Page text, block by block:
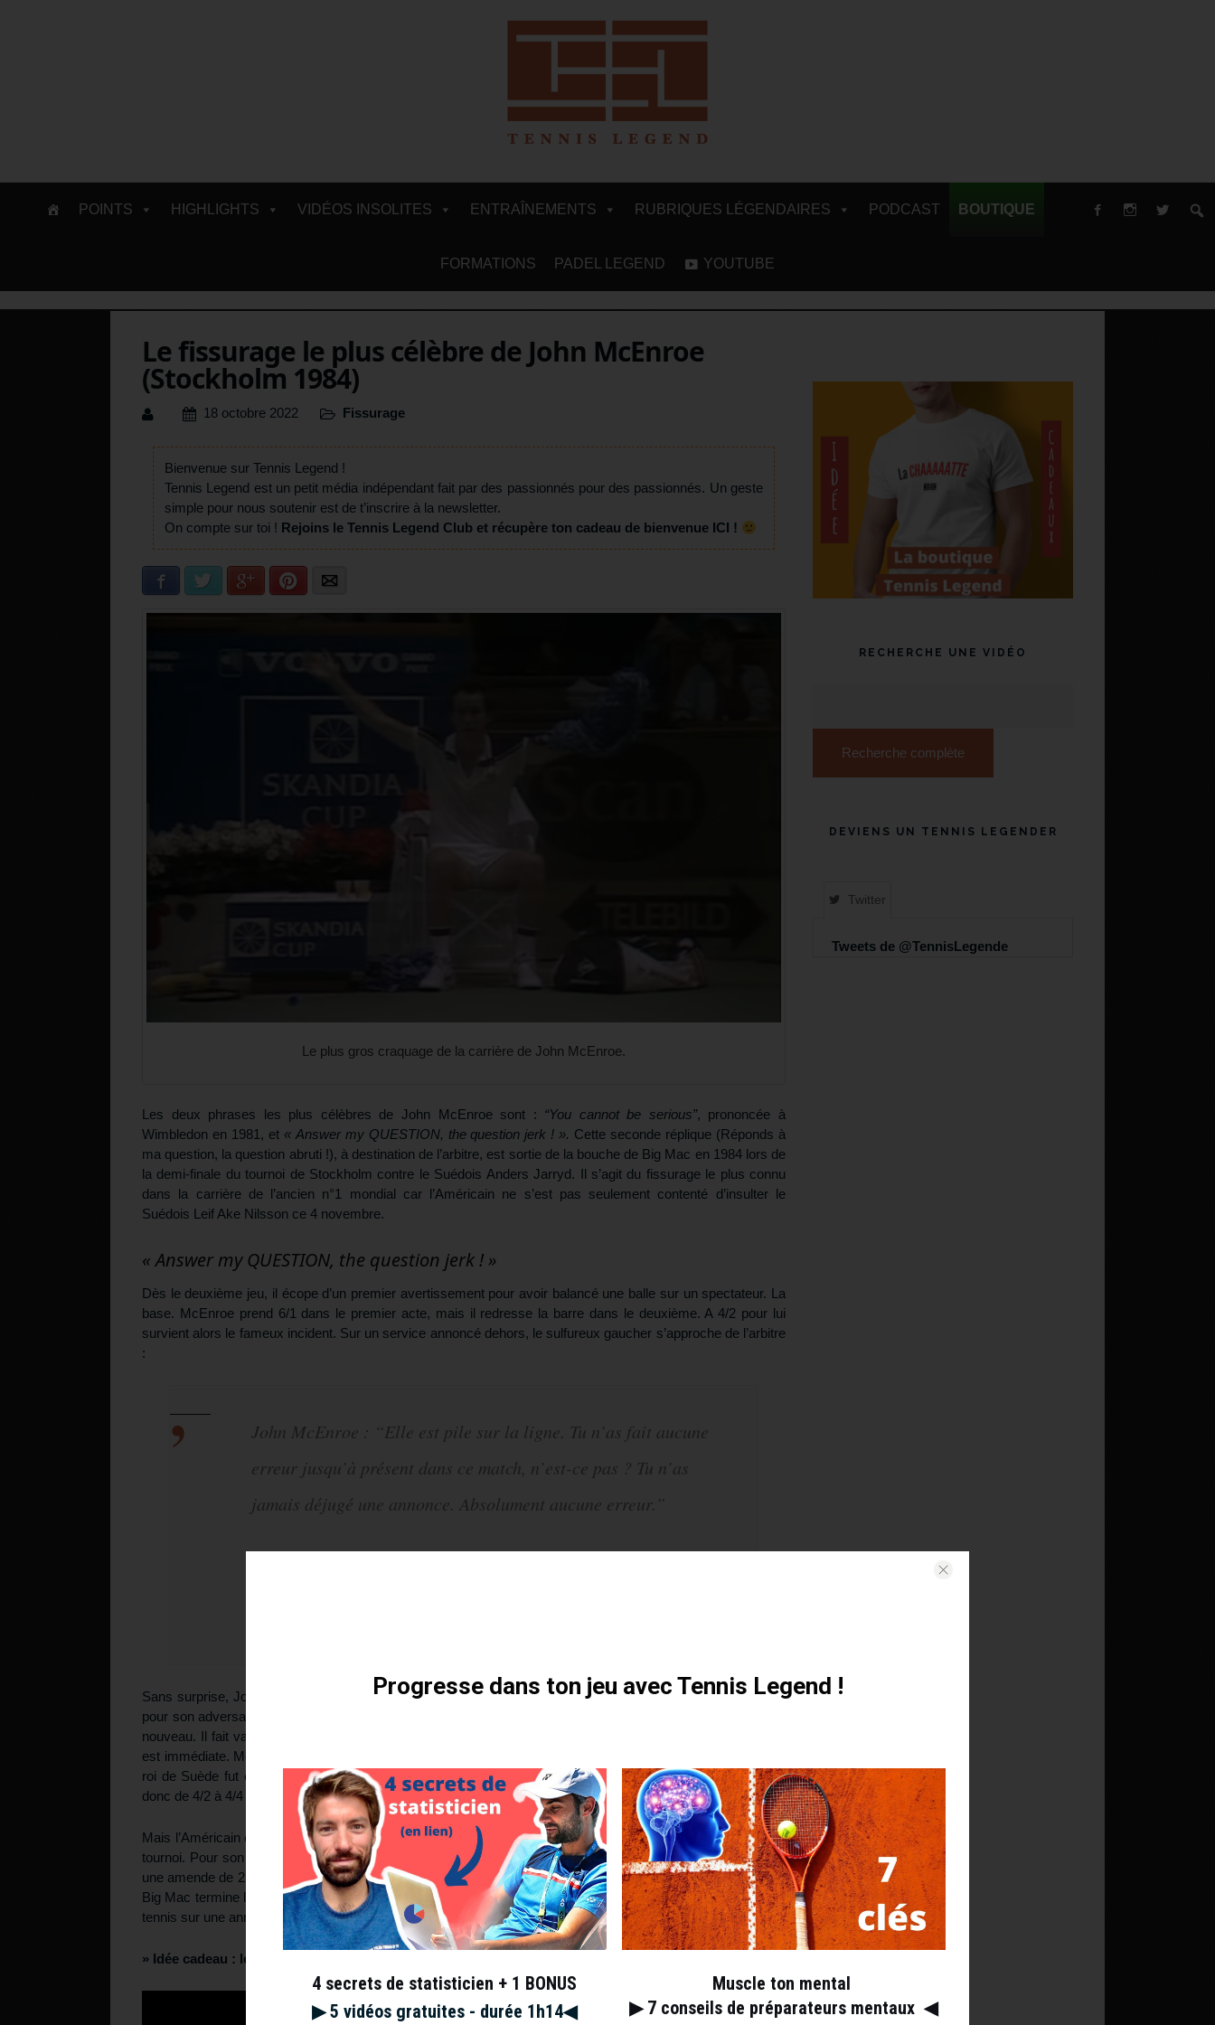
POINTS HIGHLIGHTS VIDÉOS INSOLITES ENTRAÎNEMENTS RUBRIQUES LÉGENDAIRES PODCAST BOUTIQUE
FORMATIONS PADEL LEGEND YOUTUBE
Le fissurage le plus célèbre de John McEnroe
(Stockholm 1984)
18 octobre 2022 Fissurage
Bienvenue sur Tennis Legend !
Tennis Legend est un petit média indépendant fait par des passionnés pour des passionnés. Un geste
simple pour nous soutenir est de t’inscrire à la newsletter.
On compte sur toi ! Rejoins le Tennis Legend Club et récupère ton cadeau de bienvenue ICI !
Facebook Twitter Google+ Pinterest
Le plus gros craquage de la carrière de John McEnroe.
Les deux phrases les plus célèbres de John McEnroe sont : “You cannot be serious”, prononcée à
Wimbledon en 1981, et « Answer my QUESTION, the question jerk ! ». Cette seconde réplique (Réponds à
ma question, la question abruti !), à destination de l’arbitre, est sortie de la bouche de Big Mac en 1984 lors de
la demi-finale du tournoi de Stockholm contre le Suédois Anders Jarryd. Il s’agit du fissurage le plus connu
dans la carrière de l’ancien n°1 mondial car l’Américain ne s’est pas seulement contenté d’insulter le
Suédois Leif Ake Nilsson ce 4 novembre.
« Answer my QUESTION, the question jerk ! »
Dès le deuxième jeu, il écope d’un premier avertissement pour avoir balancé une balle sur un spectateur. La
base. McEnroe prend 6/1 dans le premier acte, mais il redresse la barre dans le deuxième. A 4/2 pour lui
survient alors le fameux incident. Sur un service annoncé dehors, le sulfureux gaucher s’approche de l’arbitre
:
John McEnroe : “Elle est pile sur la ligne. Tu n’as fait aucune
erreur jusqu’à présent dans ce match, n’est-ce pas ? Tu n’as
jamais déjugé une annonce. Absolument aucune erreur.”
Sans surprise, John prend un deuxième avertissement, synonyme de point de pénalité et de balle de break
pour son adversaire. Dans la foulée, le joueur aux sept titres du Grand Chelem perd son service et craque à
nouveau. Il fait valser à coups de raquette toutes les boissons se trouvant à côté de sa chaise. La sanction
est immédiate. McEnroe encaisse un jeu de pénalité pour un troisième avertissement et la légende dit que le
roi de Suède fut éclaboussé lors de cette saute d’humeur. En l’espace de quelques minutes, il se retrouve
donc de 4/2 à 4/4 en ayant seulement perdu un point.
Mais l’Américain est quasiment invincible en 1984. Il remporte malgré tout la rencontre (1/6, 7/6, 6/2), puis le
tournoi. Pour son comportement dans la capitale suédoise, John McEnroe est suspendu 21 jours et il reçoit
une amende de 2.100$. Après la finale de la Coupe Davis en décembre, où il est battu par Henrik Sundström,
Big Mac termine la saison 84 avec 82 victoires pour seulement 3 défaites, soit le meilleur ratio de l’histoire du
tennis sur une année.
» Idée cadeau : le t-shirt “Je peux fissurer à tout moment” Tennis Legend
RECHERCHE UNE VIDÉO
Recherche complète
DEVIENS UN TENNIS LEGENDER
Twitter
Tweets de @TennisLegende
Progresse dans ton jeu avec Tennis Legend !
4 secrets de statisticien + 1 BONUS
▶︎ 5 vidéos gratuites - durée 1h14◀︎
Muscle ton mental
▶︎ 7 conseils de préparateurs mentaux ◀︎